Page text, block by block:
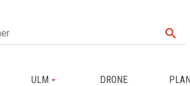

ULM DRONE